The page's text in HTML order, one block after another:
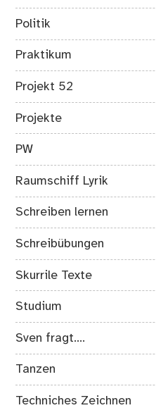
Politik
Praktikum
Projekt 52
Projekte
PW
Raumschiff Lyrik
Schreiben lernen
Schreibübungen
Skurrile Texte
Studium
Sven fragt….
Tanzen
Techniches Zeichnen